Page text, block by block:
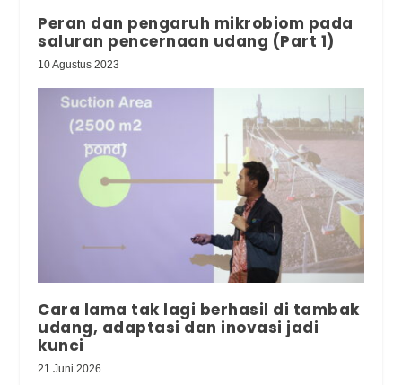
Peran dan pengaruh mikrobiom pada
saluran pencernaan udang (Part 1)
10 Agustus 2023
Cara lama tak lagi berhasil di tambak
udang, adaptasi dan inovasi jadi
kunci
21 Juni 2026